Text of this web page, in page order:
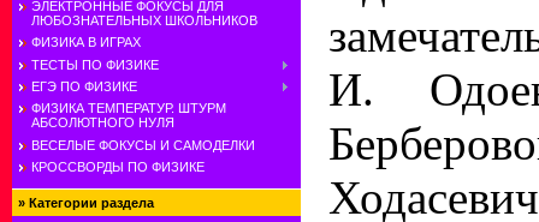
ЭЛЕКТРОННЫЕ ФОКУСЫ ДЛЯ
ЛЮБОЗНАТЕЛЬНЫХ ШКОЛЬНИКОВ
ФИЗИКА В ИГРАХ
ТЕСТЫ ПО ФИЗИКЕ
ЕГЭ ПО ФИЗИКЕ
ФИЗИКА ТЕМПЕРАТУР. ШТУРМ
АБСОЛЮТНОГО НУЛЯ
ВЕСЕЛЫЕ ФОКУСЫ И САМОДЕЛКИ
КРОССВОРДЫ ПО ФИЗИКЕ
» Категории раздела
И.